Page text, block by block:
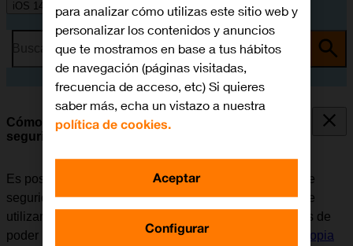
iOS 14.0
Busca por problema o tema
Cómo restaurar contenido de una copia de
seguridad en iCloud
Es posible restaurar contenido anterior de una copia de
seguridad en iCloud cuando el móvil se activa antes de
utilizarlo por primera vez y cuando se restablece. Antes de
poder restaurar el contenido, es necesario
hacer una copia
para analizar cómo utilizas este sitio web y
personalizar los contenidos y anuncios
que te mostramos en base a tus hábitos
de navegación (páginas visitadas,
frecuencia de acceso, etc) Si quieres
saber más, echa un vistazo a nuestra
política de cookies.
Configurar
Aceptar